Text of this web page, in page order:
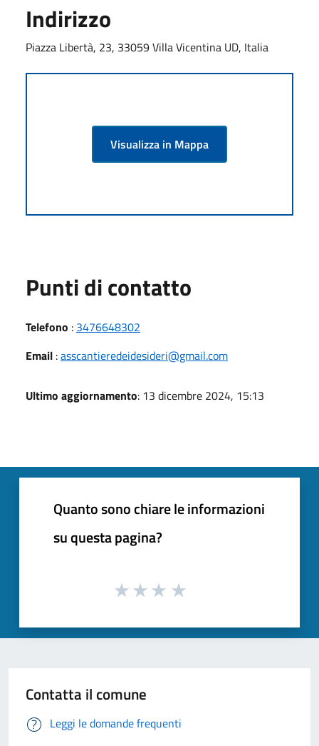
Indirizzo
Piazza Libertà, 23, 33059 Villa Vicentina UD, Italia
Visualizza in Mappa
Punti di contatto
Telefono : 3476648302
Email :asscantieredeidesideri@gmail.com
Ultimo aggiornamento: 13 dicembre 2024, 15:13
Quanto sono chiare le informazioni
su questa pagina?
Contatta il comune
Leggi le domande frequenti